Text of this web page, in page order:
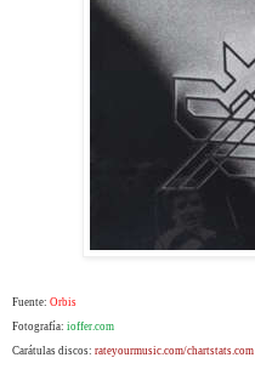
Fuente: Orbis
Fotografía: ioffer.com
Carátulas discos: rateyourmusic.com/chartstats.com